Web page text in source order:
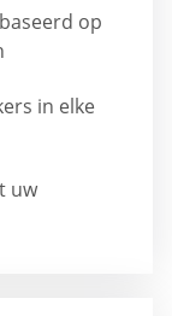
op
in elke
uw